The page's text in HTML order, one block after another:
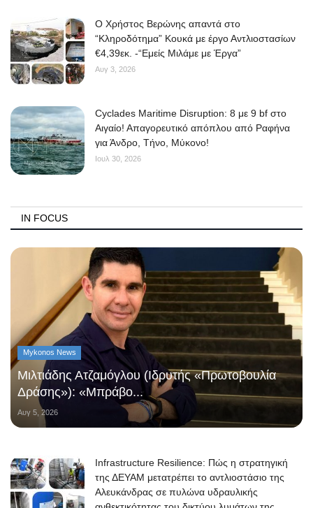
O Χρήστος Βερώνης απαντά στο
“Κληροδότημα” Κουκά με έργο Αντλιοστασίων
€4,39εκ. -“Εμείς Μιλάμε με Έργα”
Αυγ 3, 2026
Cyclades Maritime Disruption: 8 με 9 bf στο
Αιγαίο! Απαγορευτικό απόπλου από Ραφήνα
για Άνδρο, Τήνο, Μύκονο!
Ιουλ 30, 2026
IN FOCUS
Mykonos News
Μιλτιάδης Ατζαμόγλου (Ιδρυτής «Πρωτοβουλία
Δράσης»): «Μπράβο...
Αυγ 5, 2026
Infrastructure Resilience: Πώς η στρατηγική
της ΔΕΥΑΜ μετατρέπει το αντλιοστάσιο της
Αλευκάνδρας σε πυλώνα υδραυλικής